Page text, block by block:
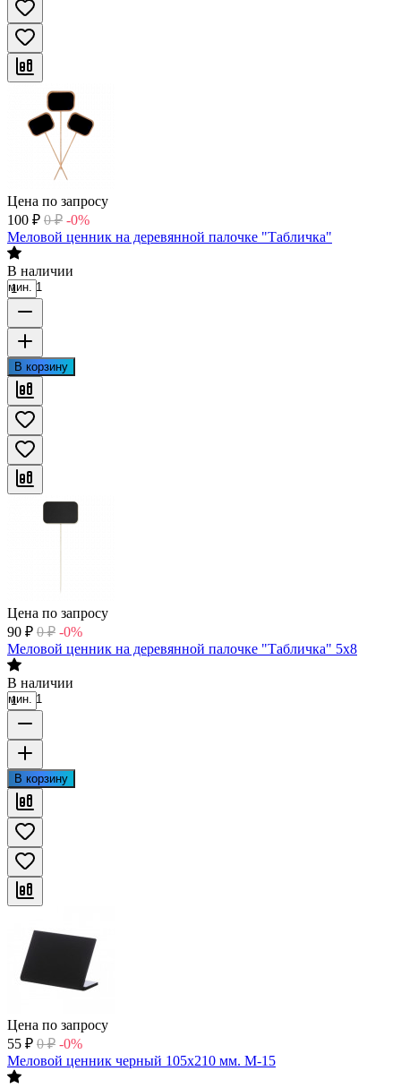
Цена по запросу
100 ₽ 0 ₽ -0%
Меловой ценник на деревянной палочке "Табличка"
В наличии
мин. 1
В корзину
Цена по запросу
90 ₽ 0 ₽ -0%
Меловой ценник на деревянной палочке "Табличка" 5x8
В наличии
мин. 1
В корзину
Цена по запросу
55 ₽ 0 ₽ -0%
Меловой ценник черный 105х210 мм. М-15